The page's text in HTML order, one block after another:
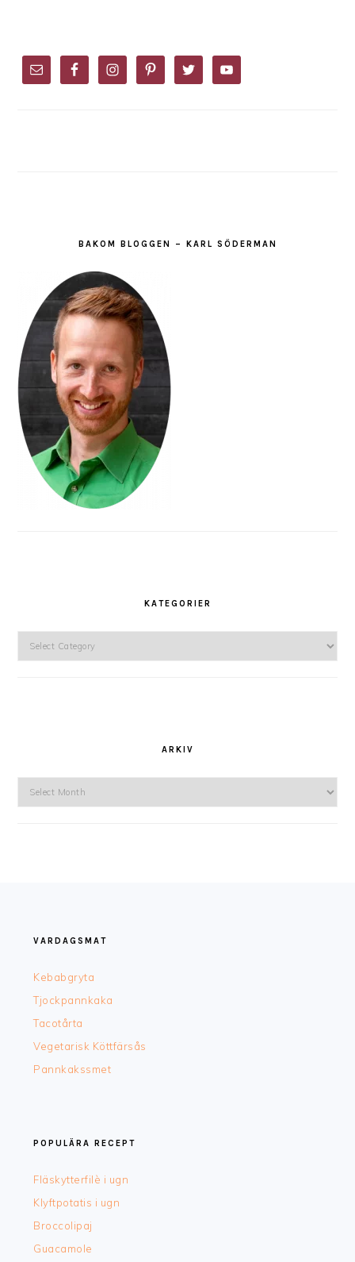
SIDEBAR
BAKOM BLOGGEN – KARL SÖDERMAN
KATEGORIER
ARKIV
VARDAGSMAT
Kebabgryta
Tjockpannkaka
Tacotårta
Vegetarisk Köttfärsås
Pannkakssmet
POPULÄRA RECEPT
Fläskytterfilè i ugn
Klyftpotatis i ugn
Broccolipaj
Guacamole